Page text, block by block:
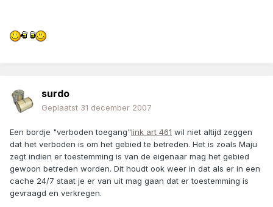
surdo
Geplaatst 31 december 2007
Een bordje "verboden toegang"link art 461 wil niet altijd zeggen
dat het verboden is om het gebied te betreden. Het is zoals Maju
zegt indien er toestemming is van de eigenaar mag het gebied
gewoon betreden worden. Dit houdt ook weer in dat als er in een
cache 24/7 staat je er van uit mag gaan dat er toestemming is
gevraagd en verkregen.